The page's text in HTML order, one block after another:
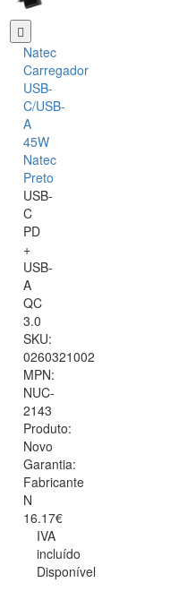
Natec
Carregador
USB-
C/USB-
A
45W
Natec
Preto
USB-
C
PD
+
USB-
A
QC
3.0
SKU:
0260321002
MPN:
NUC-
2143
Produto:
Novo
Garantia:
Fabricante
N
16.17€
IVA
incluído
Disponível